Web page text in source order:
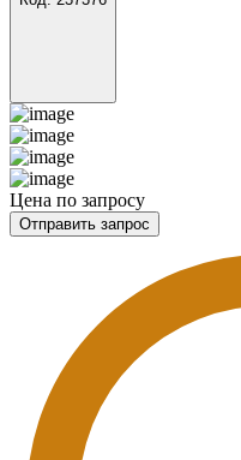
Цена по запросу
Отправить запрос